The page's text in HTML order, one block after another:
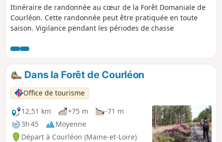
Itinéraire de randonnée au cœur de la Forêt Domaniale de
Courléon. Cette randonnée peut être pratiquée en toute
saison. Vigilance pendant les périodes de chasse
Dans la Forêt de Courléon
Office de tourisme
12,51 km
+75 m
-71 m
3h 45
Moyenne
Départ à Courléon (Maine-et-Loire)